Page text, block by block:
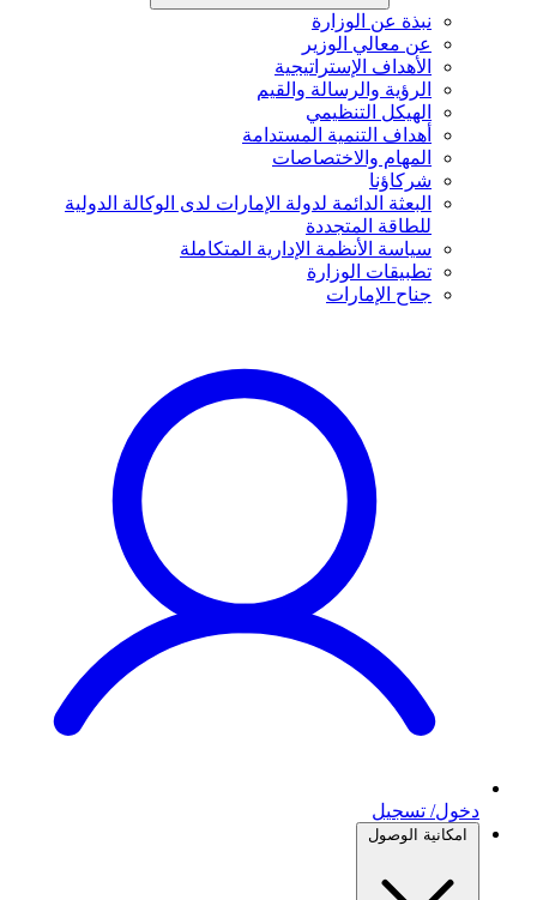
نبذة عن الوزارة
عن معالي الوزير
الأهداف الإستراتيجية
الرؤية والرسالة والقيم
الهيكل التنظيمي
أهداف التنمية المستدامة
المهام والاختصاصات
شركاؤنا
البعثة الدائمة لدولة الإمارات لدى الوكالة الدولية
للطاقة المتجددة
سياسة الأنظمة الإدارية المتكاملة
تطبيقات الوزارة
جناح الإمارات
دخول/ تسجيل
امكانية الوصول